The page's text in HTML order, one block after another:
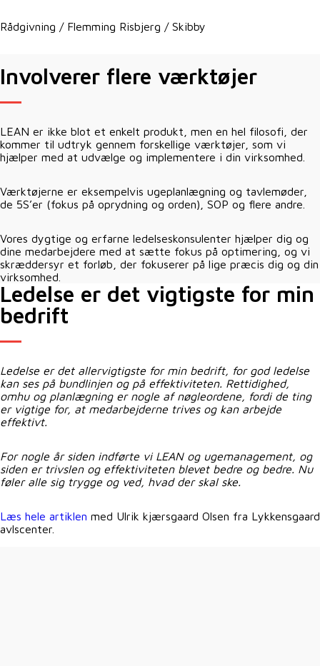
Rådgivning / Flemming Risbjerg / Skibby
Involverer flere værktøjer
LEAN er ikke blot et enkelt produkt, men en hel filosofi, der
kommer til udtryk gennem forskellige værktøjer, som vi
hjælper med at udvælge og implementere i din virksomhed.
Værktøjerne er eksempelvis ugeplanlægning og tavlemøder,
de 5S’er (fokus på oprydning og orden), SOP og flere andre.
Vores dygtige og erfarne ledelseskonsulenter hjælper dig og
dine medarbejdere med at sætte fokus på optimering, og vi
skræddersyr et forløb, der fokuserer på lige præcis dig og din
virksomhed.
Ledelse er det vigtigste for min
bedrift
Ledelse er det allervigtigste for min bedrift, for god ledelse
kan ses på bundlinjen og på effektiviteten. Rettidighed,
omhu og planlægning er nogle af nøgleordene, fordi de ting
er vigtige for, at medarbejderne trives og kan arbejde
effektivt.
For nogle år siden indførte vi LEAN og ugemanagement, og
siden er trivslen og effektiviteten blevet bedre og bedre. Nu
føler alle sig trygge og ved, hvad der skal ske.
Læs hele artiklen med Ulrik kjærsgaard Olsen fra Lykkensgaard
avlscenter.